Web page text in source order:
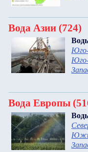
Вода Азии (724)
Юго-
Вода Европы